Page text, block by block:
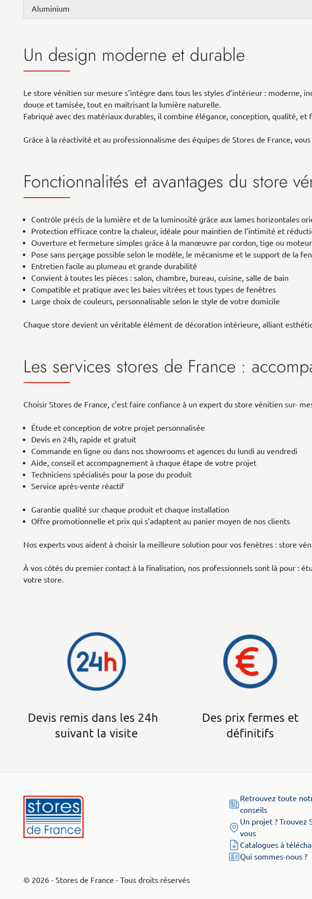
Aluminium
Un design moderne et durable
Le store vénitien sur mesure s’intègre dans tous les styles d’intérieur : moderne,
douce et tamisée, tout en maîtrisant la lumière naturelle.
Fabriqué avec des matériaux durables, il combine élégance, conception, qualité, et
Grâce à la réactivité et au professionnalisme des équipes de Stores de France,
Fonctionnalités et avantages du store
Contrôle précis de la lumière et de la luminosité grâce aux lames horizontales
Protection efficace contre la chaleur, idéale pour maintien de l’intimité et
Ouverture et fermeture simples grâce à la manœuvre par cordon, tige ou moteur
Pose sans perçage possible selon le modèle, le mécanisme et le support de la
Entretien facile au plumeau et grande durabilité
Convient à toutes les pièces : salon, chambre, bureau, cuisine, salle de bain
Compatible et pratique avec les baies vitrées et tous types de fenêtres
Large choix de couleurs, personnalisable selon le style de votre domicile
Chaque store devient un véritable élément de décoration intérieure, alliant
Les services stores de France :
Choisir Stores de France, c’est faire confiance à un expert du store vénitien sur-
Étude et conception de votre projet personnalisée
Devis en 24h, rapide et gratuit
Commande en ligne ou dans nos showrooms et agences du lundi au vendredi
Aide, conseil et accompagnement à chaque étape de votre projet
Techniciens spécialisés pour la pose du produit
Service après-vente réactif
Garantie qualité sur chaque produit et chaque installation
Offre promotionnelle et prix qui s’adaptent au panier moyen de nos clients
Nos experts vous aident à choisir la meilleure solution pour vos fenêtres : store
À vos côtés du premier contact à la finalisation, nos professionnels sont là pour :
votre store.
Devis remis dans les 24h
suivant la visite
Des prix fermes et
définitifs
Retrouvez toute
conseils
Un projet ? Trouvez
vous
Catalogues à
Qui sommes-nous ?
© 2026 - Stores de France - Tous droits réservés